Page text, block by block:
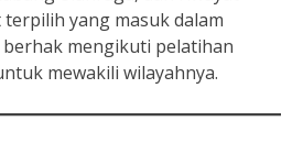
yang masuk dalam
berhak mengikuti pelatihan
mewakili wilayahnya.